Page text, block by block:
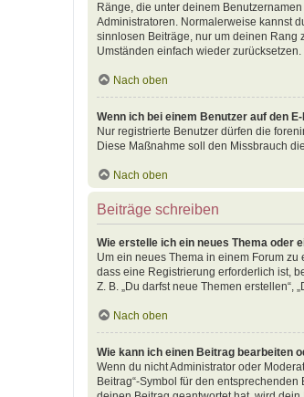
Ränge, die unter deinem
Administratoren. Normalerweise kannst
sinnlosen Beiträge, nur um deinen
Umständen einfach wieder zurücksetzen.
Nach oben
Wenn ich bei einem Benutzer auf den
Nur registrierte Benutzer dürfen die
Diese Maßnahme soll den Missbrauch
Nach oben
Beiträge schreiben
Wie erstelle ich ein neues Thema oder
Um ein neues Thema in einem Forum zu
dass eine Registrierung erforderlich ist,
Z. B. „Du darfst neue Themen erstellen“,
Nach oben
Wie kann ich einen Beitrag bearbeiten
Wenn du nicht Administrator oder
Beitrag“-Symbol für den